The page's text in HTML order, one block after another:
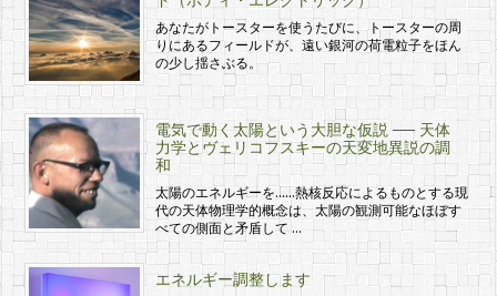
あなたがトースターを使うたびに、トースターの周
りにあるフィールドが、遠い銀河の荷電粒子をほん
の少し揺さぶる。
電気で動く太陽という大胆な仮説 ── 天体
力学とヴェリコフスキーの天変地異説の調
和
太陽のエネルギーを……熱核反応によるものとする現
代の天体物理学的概念は、太陽の観測可能なほぼす
べての側面と矛盾して …
エネルギー調整します